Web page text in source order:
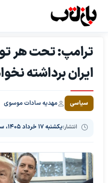
ترامپ: تحت هر
ایران برداشته
سیاسی مهدیه سادات موسوی
انتشار:یکشنبه ۱۷ خرداد ۱۴۰۵، ساعت ۱۷:۲۰